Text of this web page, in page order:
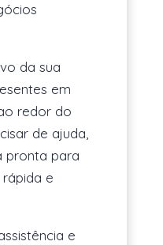
da sua
em
redor do
de ajuda,
pronta para
e
e